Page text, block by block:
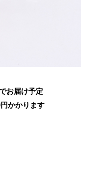
お届け予定
円かかります